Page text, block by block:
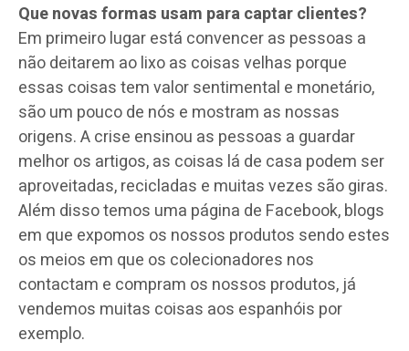
Que novas formas usam para captar clientes?
Em primeiro lugar está convencer as pessoas a
não deitarem ao lixo as coisas velhas porque
essas coisas tem valor sentimental e monetário,
são um pouco de nós e mostram as nossas
origens. A crise ensinou as pessoas a guardar
melhor os artigos, as coisas lá de casa podem ser
aproveitadas, recicladas e muitas vezes são giras.
Além disso temos uma página de Facebook, blogs
em que expomos os nossos produtos sendo estes
os meios em que os colecionadores nos
contactam e compram os nossos produtos, já
vendemos muitas coisas aos espanhóis por
exemplo.